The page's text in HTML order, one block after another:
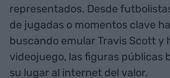
representados. Desde
de jugadas o momentos clave
buscando emular Travis Scott y
videojuego, las figuras públicas
su lugar al internet del valor.